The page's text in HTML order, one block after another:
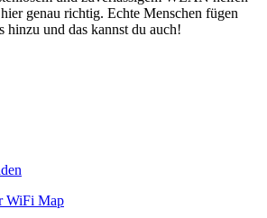
genau richtig. Echte Menschen fügen
und das kannst du auch!
WiFi Map